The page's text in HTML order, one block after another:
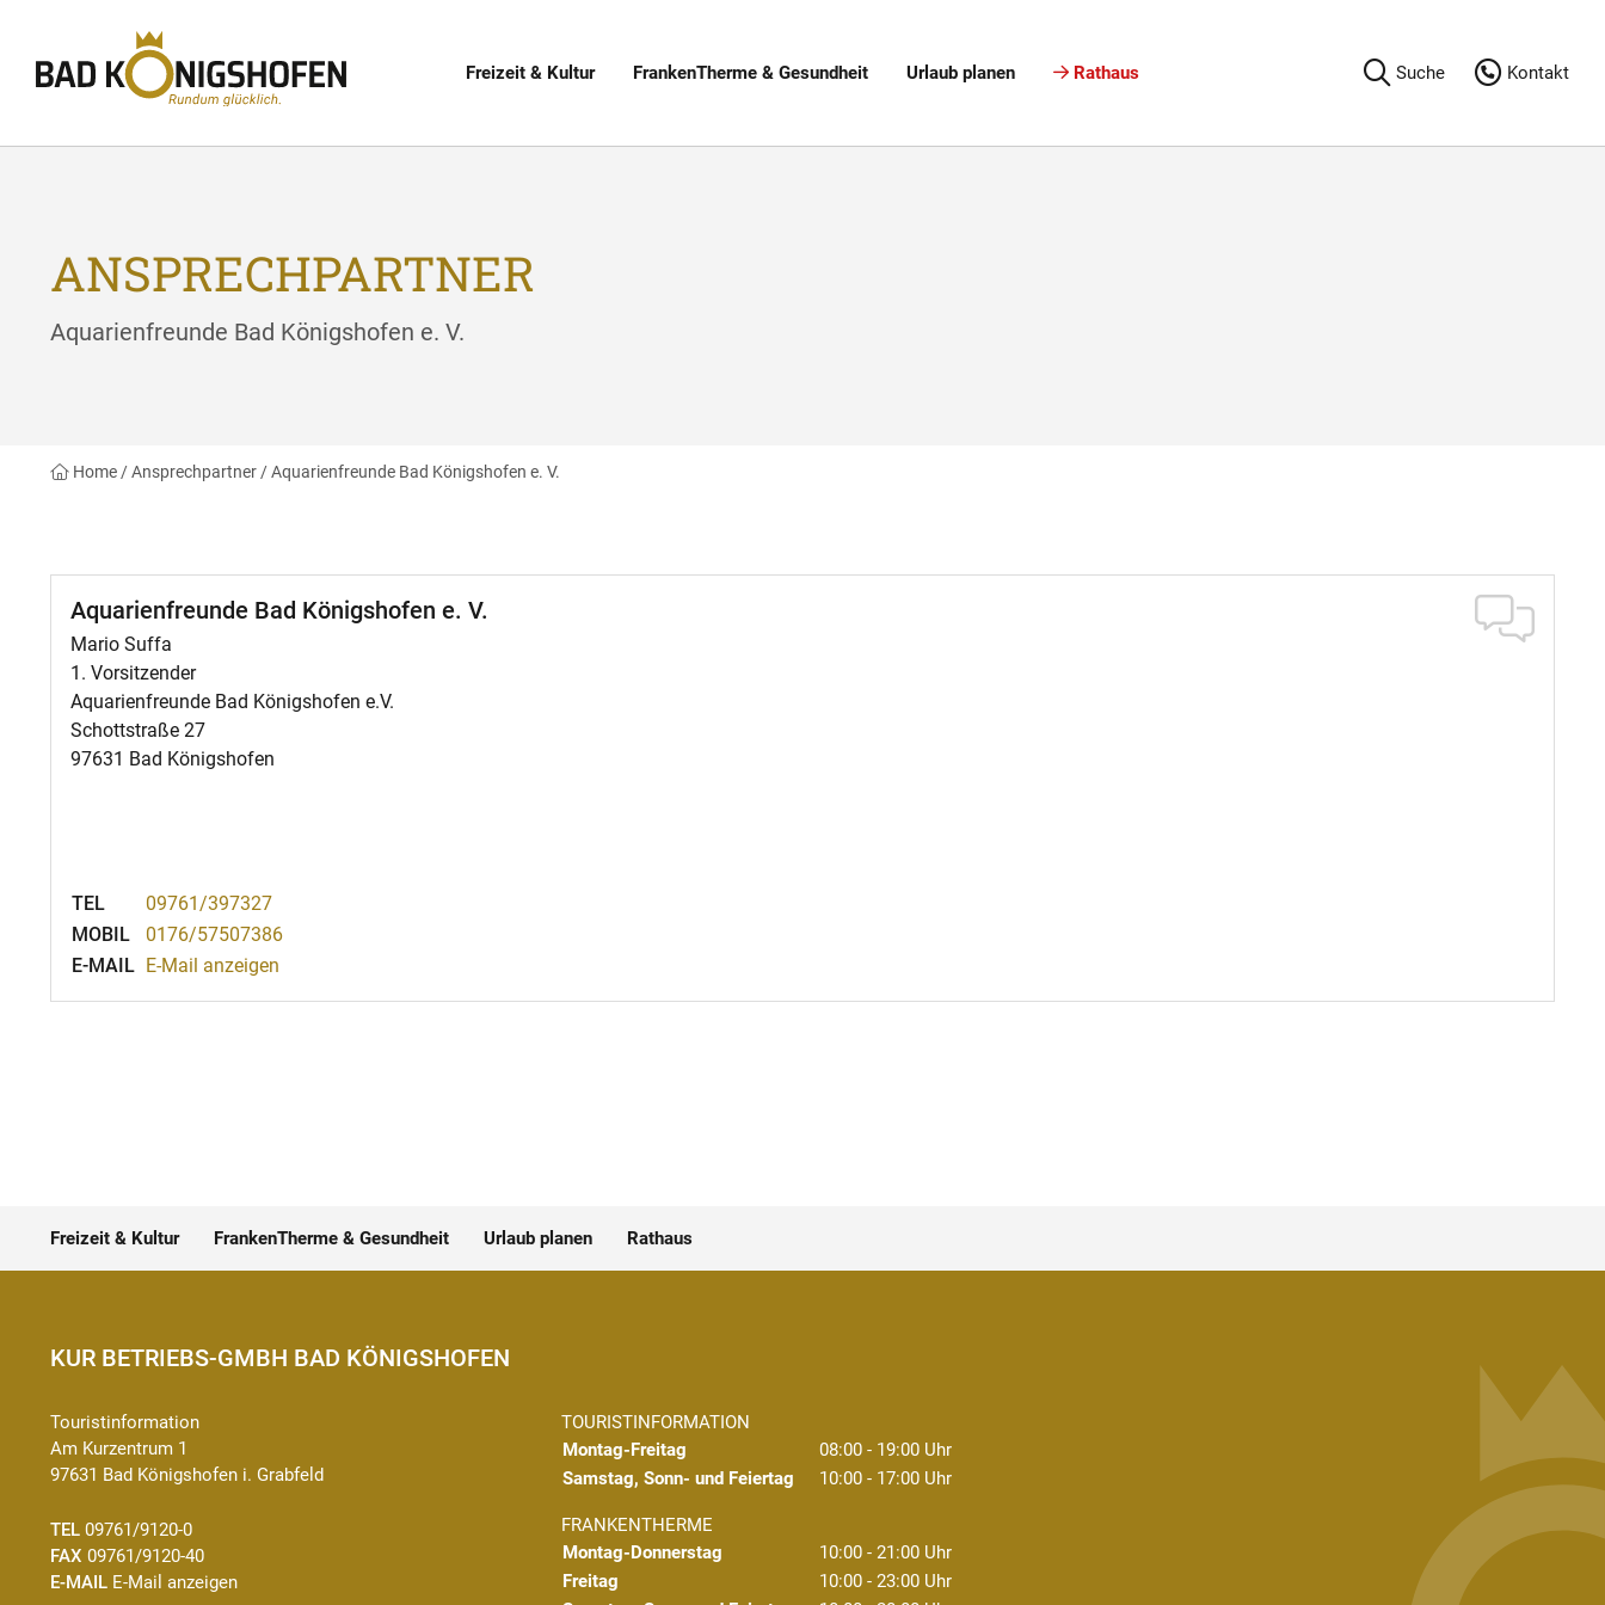
Freizeit & Kultur FrankenTherme & Gesundheit Urlaub planen Rathaus Suche Kontakt
ANSPRECHPARTNER
Aquarienfreunde Bad Königshofen e. V.
Home /Ansprechpartner /Aquarienfreunde Bad Königshofen e. V.
Aquarienfreunde Bad Königshofen e. V.
Mario Suffa
1. Vorsitzender
Aquarienfreunde Bad Königshofen e.V.
Schottstraße 27
97631 Bad Königshofen
TEL
09761/397327
MOBIL
0176/57507386
E-MAIL E-Mail anzeigen
Freizeit & Kultur FrankenTherme & Gesundheit Urlaub planen Rathaus
KUR BETRIEBS-GMBH BAD KÖNIGSHOFEN
Touristinformation
Am Kurzentrum 1
97631 Bad Königshofen i. Grabfeld
TEL 09761/9120-0
FAX 09761/9120-40
E-MAIL E-Mail anzeigen
TOURISTINFORMATION
Montag-Freitag
08:00 - 19:00 Uhr
Samstag, Sonn- und Feiertag
10:00 - 17:00 Uhr
FRANKENTHERME
Montag-Donnerstag
10:00 - 21:00 Uhr
Freitag
10:00 - 23:00 Uhr